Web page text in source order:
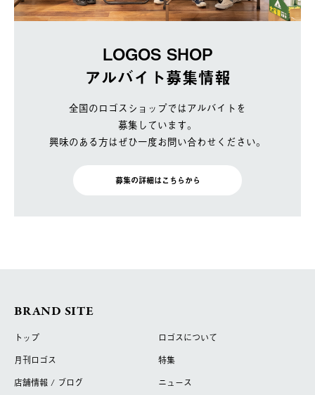
LOGOS SHOP
アルバイト募集情報
全国のロゴスショップではアルバイトを
募集しています。
興味のある方はぜひ一度お問い合わせください。
募集の詳細はこちらから
BRAND SITE
トップ
ロゴスについて
月刊ロゴス
特集
店舗情報 / ブログ
ニュース